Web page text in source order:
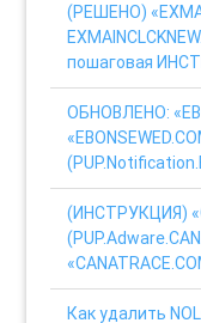
(РЕШЕНО)
пошаговая
ОБНОВЛЕНО:
(ИНСТРУКЦИЯ)
Как удалить